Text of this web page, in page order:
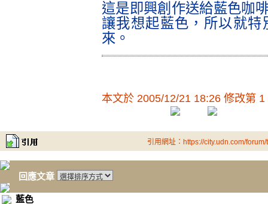
這是即興創作送給藍色咖
讓我想起藍色，所以就
來。
本文於 2005/12/21 18:26 修改第 1
引用網址：https://city.udn.com/
回應文章
藍色